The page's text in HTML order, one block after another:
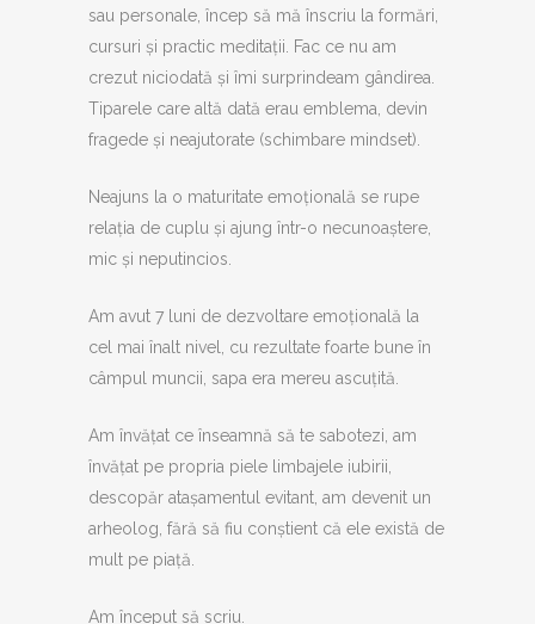
sau personale, încep să mă înscriu la formări,
cursuri și practic meditații. Fac ce nu am
crezut niciodată și îmi surprindeam gândirea.
Tiparele care altă dată erau emblema, devin
fragede și neajutorate (schimbare mindset).
Neajuns la o maturitate emoțională se rupe
relația de cuplu și ajung într-o necunoaștere,
mic și neputincios.
Am avut 7 luni de dezvoltare emoțională la
cel mai înalt nivel, cu rezultate foarte bune în
câmpul muncii, sapa era mereu ascuțită.
Am învățat ce înseamnă să te sabotezi, am
învățat pe propria piele limbajele iubirii,
descopăr atașamentul evitant, am devenit un
arheolog, fără să fiu conștient că ele există de
mult pe piață.
Am început să scriu.